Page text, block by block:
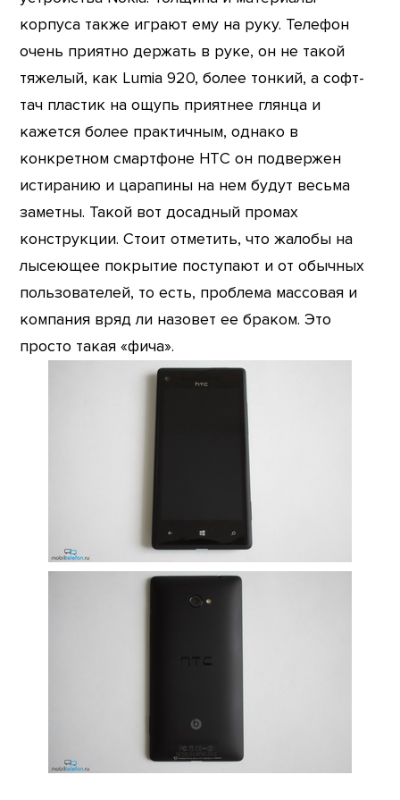
корпуса также играют ему на руку. Телефон
очень приятно держать в руке, он не такой
тяжелый, как Lumia 920, более тонкий, а софт-
тач пластик на ощупь приятнее глянца и
кажется более практичным, однако в
конкретном смартфоне HTC он подвержен
истиранию и царапины на нем будут весьма
заметны. Такой вот досадный промах
конструкции. Стоит отметить, что жалобы на
лысеющее покрытие поступают и от обычных
пользователей, то есть, проблема массовая и
компания вряд ли назовет ее браком. Это
просто такая «фича».